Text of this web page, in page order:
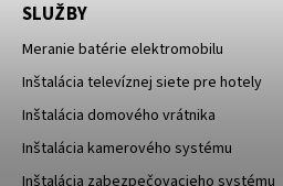
SLUŽBY
Meranie batérie elektromobilu
Inštalácia televíznej siete pre hotely
Inštalácia domového vrátnika
Inštalácia kamerového systému